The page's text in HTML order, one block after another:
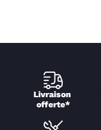
Livraison
offerte*